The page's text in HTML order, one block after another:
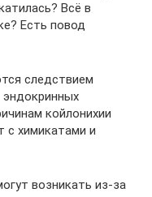
Всё в
Есть повод
следствием
эндокринных
койлонихии
с химикатами и
возникать из-за